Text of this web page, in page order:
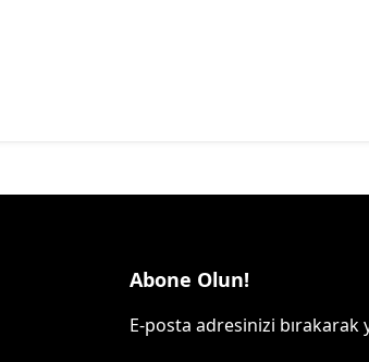
Abone Olun!
E-posta adresinizi